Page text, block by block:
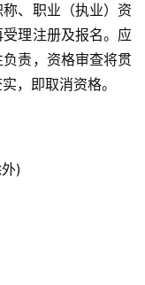
、职业（执业）资
理注册及报名。应
责，资格审查将贯
，即取消资格。
)